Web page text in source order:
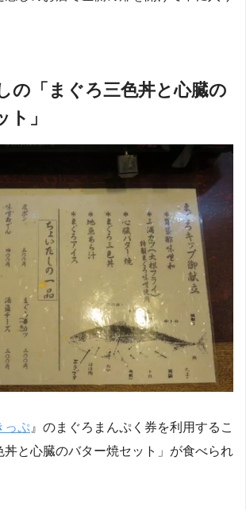
の「まぐろ三色丼と心臓の
」
っぷ 』のまぐろまんぷく券を利用するこ
丼と心臓のバター焼セット」が食べられ